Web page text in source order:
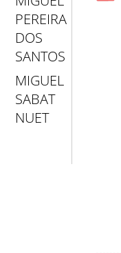
PEREIRA
DOS
SANTOS
MIGUEL
SABAT
NUET